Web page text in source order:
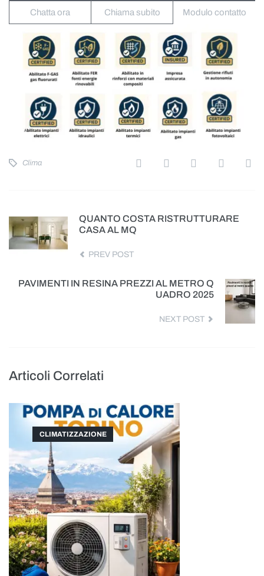
Chatta ora Chiama subito Modulo contatto
Clima
QUANTO COSTA RISTRUTTURARE
CASA AL MQ
PREV POST
PAVIMENTI IN RESINA PREZZI AL METRO Q
UADRO 2025
NEXT POST
Articoli Correlati
CLIMATIZZAZIONE